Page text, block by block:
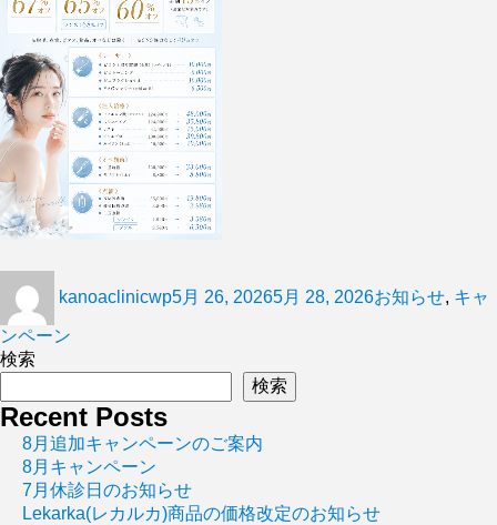
kanoaclinicwp5月 26, 20265月 28, 2026お知らせ, キャ
ンペーン
検索
検索
Recent Posts
8月追加キャンペーンのご案内
8月キャンペーン
7月休診日のお知らせ
Lekarka(レカルカ)商品の価格改定のお知らせ